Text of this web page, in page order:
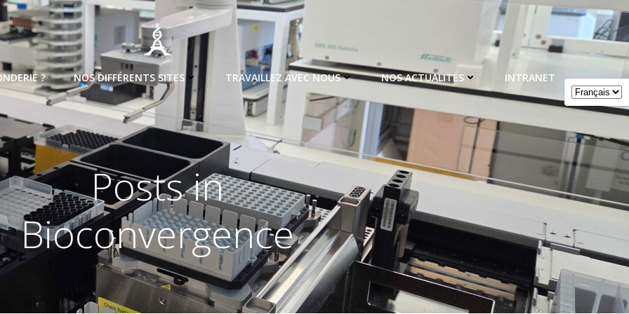
? NOS DIFFÉRENTS SITES TRAVAILLEZ AVEC NOUS NOS ACTUALITÉS INTRANET
Posts in
Bioconvergence